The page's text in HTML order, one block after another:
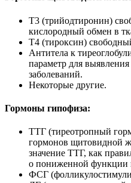
Т3 (трийодтиронин)
кислородный обмен в
Т4 (тироксин)
Антитела к
параметр для
заболеваний.
Некоторые другие.
Гормоны гипофиза:
ТТГ (тиреотропный
гормонов щитовидной
значение ТТГ, как
о пониженной функции
ФСГ